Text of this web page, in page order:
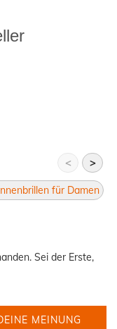
< >
für Damen
Sei der Erste,
MEINUNG